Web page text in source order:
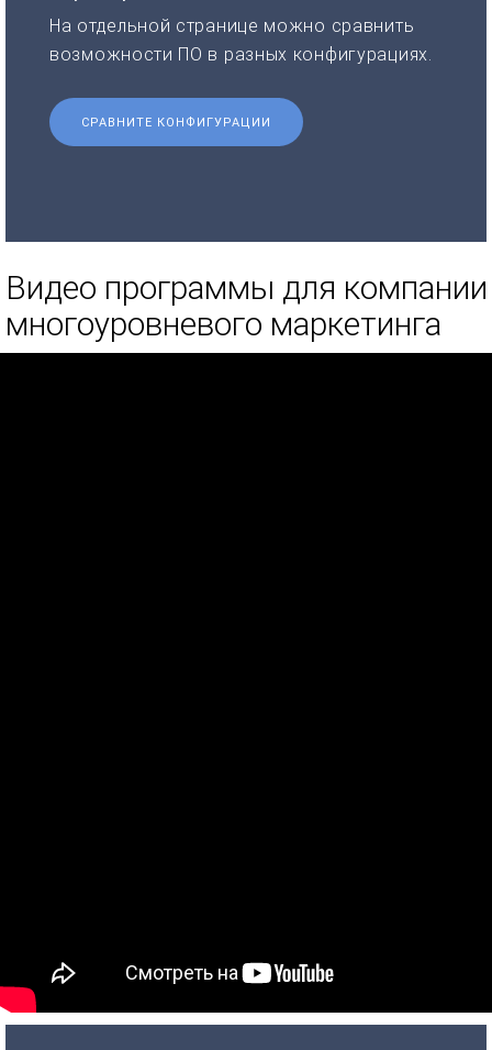
На отдельной странице можно сравнить
возможности ПО в разных конфигурациях.
СРАВНИТЕ КОНФИГУРАЦИИ
Видео программы для компании
многоуровневого маркетинга